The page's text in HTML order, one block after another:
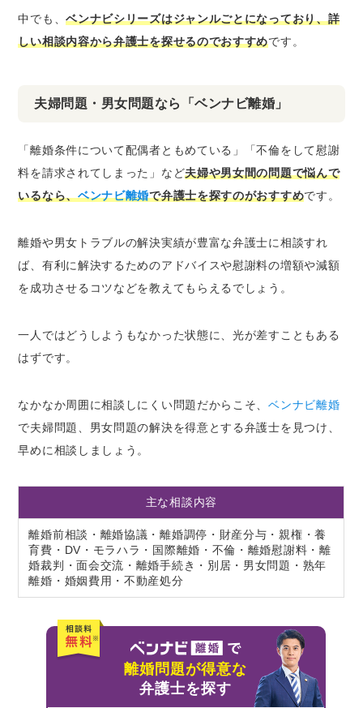
中でも、ベンナビシリーズはジャンルごとになっており、詳
しい相談内容から弁護士を探せるのでおすすめです。
夫婦問題・男女問題なら「ベンナビ離婚」
「離婚条件について配偶者ともめている」「不倫をして慰謝
料を請求されてしまった」など夫婦や男女間の問題で悩んで
いるなら、ベンナビ離婚で弁護士を探すのがおすすめです。
離婚や男女トラブルの解決実績が豊富な弁護士に相談すれ
ば、有利に解決するためのアドバイスや慰謝料の増額や減額
を成功させるコツなどを教えてもらえるでしょう。
一人ではどうしようもなかった状態に、光が差すこともある
はずです。
なかなか周囲に相談しにくい問題だからこそ、ベンナビ離婚
で夫婦問題、男女問題の解決を得意とする弁護士を見つけ、
早めに相談しましょう。
主な相談内容
離婚前相談・離婚協議・離婚調停・財産分与・親権・養
育費・DV・モラハラ・国際離婚・不倫・離婚慰謝料・離
婚裁判・面会交流・離婚手続き・別居・男女問題・熟年
離婚・婚姻費用・不動産処分
離婚問題が得意な
弁護士を探す